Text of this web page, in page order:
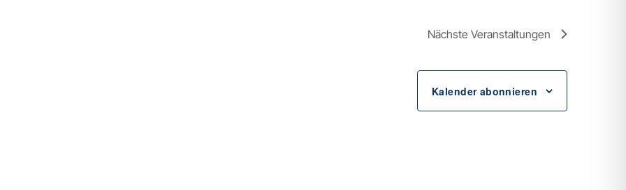
Nächste Veranstaltungen
Kalender abonnieren